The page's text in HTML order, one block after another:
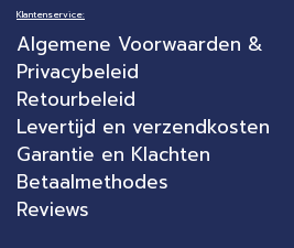
Klantenservice:
Algemene Voorwaarden &
Privacybeleid
Retourbeleid
Levertijd en verzendkosten
Garantie en Klachten
Betaalmethodes
Reviews